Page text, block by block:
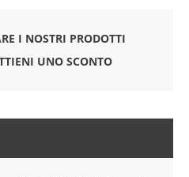
I NOSTRI PRODOTTI
UNO SCONTO